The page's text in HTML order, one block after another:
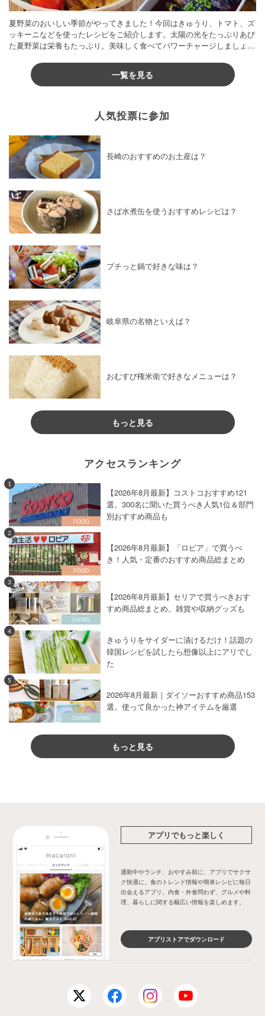
夏野菜のおいしい季節がやってきました！今回はきゅうり、トマト、ズ
ッキーニなどを使ったレシピをご紹介します。太陽の光をたっぷりあび
た夏野菜は栄養もたっぷり。美味しく食べてパワーチャージしましょう
一覧を見る
人気投票に参加
長崎のおすすめのお土産は？
さば水煮缶を使うおすすめレシピは？
プチっと鍋で好きな味は？
岐阜県の名物といえば？
おむすび権米衛で好きなメニューは？
もっと見る
アクセスランキング
1
【2026年8月最新】コストコおすすめ121
選。300名に聞いた買うべき人気1位＆部門
別おすすめ商品も
2
【2026年8月最新】「ロピア」で買うべ
き！人気・定番のおすすめ商品総まとめ
3
【2026年8月最新】セリアで買うべきおす
すめ商品総まとめ。雑貨や収納グッズも
4
きゅうりをサイダーに漬けるだけ！話題の
韓国レシピを試したら想像以上にアリでし
た
5
2026年8月最新｜ダイソーおすすめ商品153
選。使って良かった神アイテムを厳選
もっと見る
アプリでもっと楽しく
通勤中やランチ、おやすみ前に、アプリでサクサ
ク快適に。食のトレンド情報や簡単レシピに毎日
出会えるアプリ。内食・外食問わず、グルメや料
理、暮らしに関する幅広い情報を楽しめます。
アプリストアでダウンロード